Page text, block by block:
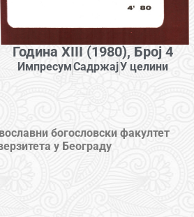
Година XIII (1980), Број 4
ИмпресумСадржајУ целини
богословски факултет
у Београду